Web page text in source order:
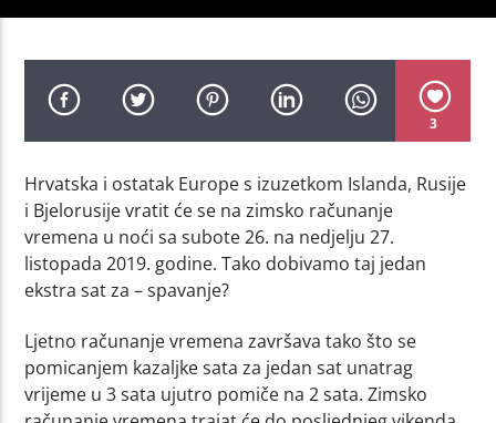
3
Hrvatska i ostatak Europe s izuzetkom Islanda, Rusije
i Bjelorusije vratit će se na zimsko računanje
vremena u noći sa subote 26. na nedjelju 27.
listopada 2019. godine. Tako dobivamo taj jedan
ekstra sat za – spavanje?
Ljetno računanje vremena završava tako što se
pomicanjem kazaljke sata za jedan sat unatrag
vrijeme u 3 sata ujutro pomiče na 2 sata. Zimsko